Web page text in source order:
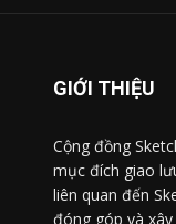
GIỚI THIỆU
Cộng đồng
mục đích giao
liên quan đến
đóng góp và